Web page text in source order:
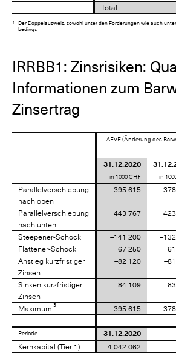
Total
1
Der Doppelausweis, sowohl unter den Forderungen wie auch
bedingt.
IRRBB1: Zinsrisiken:
Informationen zum
Zinsertrag
∆EVE (Änderung des
31.12.2020
in 1000 CHF in
Parallelverschiebung
nach oben
–395 615
Parallelverschiebung
nach unten
443 767
Steepener-Schock –141 200
Flattener-Schock
67 250
Anstieg kurzfristiger
Zinsen
–82 120
Sinken kurzfristiger
Zinsen
84 109
Maximum 3 –395 615
Periode 31.12.2020
Kernkapital (Tier 1)
4 042 062
Parallelverschiebung
nach oben
Parallelverschiebung
nach unten
Steepener-Schock
Flattener-Schock
Anstieg kurzfristiger
Zinsen
Sinken kurzfristiger
Zinsen
Maximum 3
Periode
Kernkapital (Tier 1)